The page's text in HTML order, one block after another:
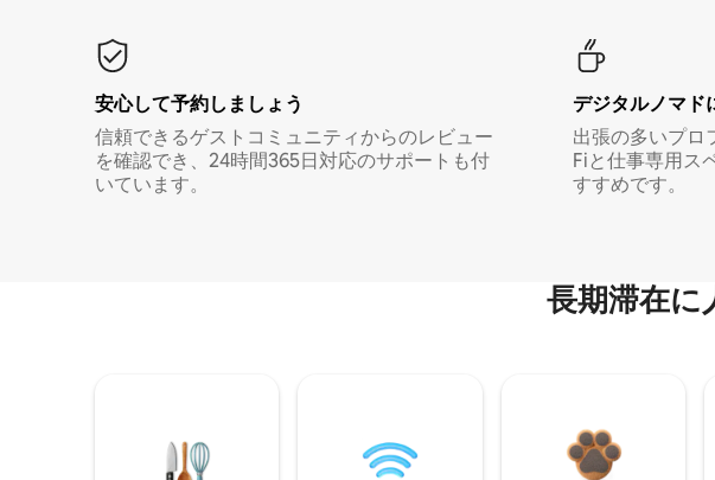
安心して予約しましょう
信頼できるゲストコミュニティからのレビュー
を確認でき、24時間365日対応のサポートも付
いています。
デジタルノマド⁠
出張の多いプロ
Fiと仕事専用ス
すすめです。
長期滞在に